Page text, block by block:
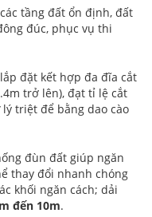
tầng đất ổn định, đất
đúc, phục vụ thi
đặt kết hợp đa đĩa cắt
trở lên), đạt tỉ lệ cắt
triệt để bằng dao cào
đùn đất giúp ngăn
thay đổi nhanh chóng
khối ngăn cách; dải
đến 10m.